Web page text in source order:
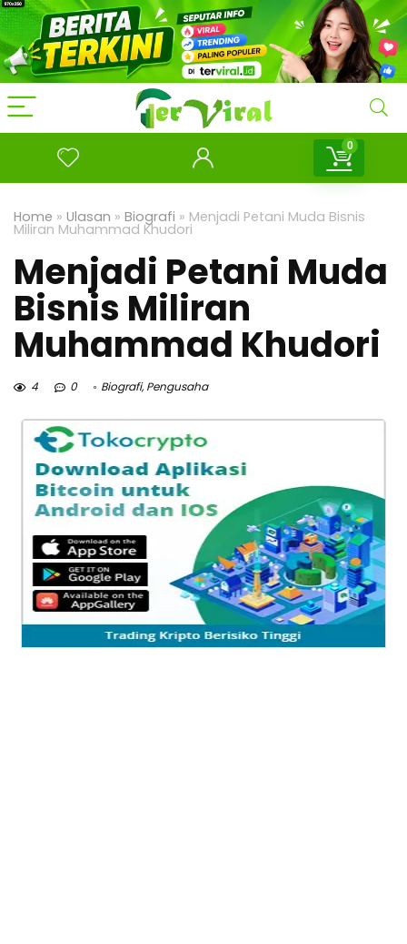
0
Home » Ulasan » Biografi » Menjadi Petani Muda Bisnis
Miliran Muhammad Khudori
Menjadi Petani Muda
Bisnis Miliran
Muhammad Khudori
4 0 Biografi,Pengusaha